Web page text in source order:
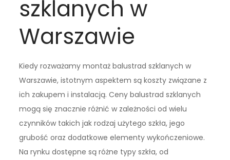
szklanych w
Warszawie
Kiedy rozważamy montaż balustrad szklanych w
Warszawie, istotnym aspektem są koszty związane z
ich zakupem i instalacją. Ceny balustrad szklanych
mogą się znacznie różnić w zależności od wielu
czynników takich jak rodzaj użytego szkła, jego
grubość oraz dodatkowe elementy wykończeniowe.
Na rynku dostępne są różne typy szkła, od